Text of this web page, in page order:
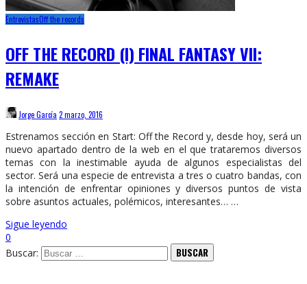
EntrevistasOff the records
OFF THE RECORD (I) FINAL FANTASY VII:
REMAKE
Jorge García 2 marzo, 2016
Estrenamos sección en Start: Off the Record y, desde hoy, será un
nuevo apartado dentro de la web en el que trataremos diversos
temas con la inestimable ayuda de algunos especialistas del
sector. Será una especie de entrevista a tres o cuatro bandas, con
la intención de enfrentar opiniones y diversos puntos de vista
sobre asuntos actuales, polémicos, interesantes… …
Sigue leyendo
0
Buscar: